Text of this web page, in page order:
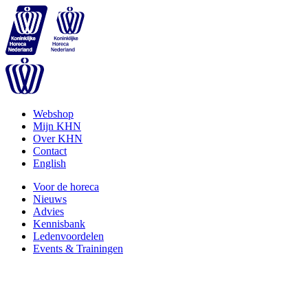
Webshop
Mijn KHN
Over KHN
Contact
English
Voor de horeca
Nieuws
Advies
Kennisbank
Ledenvoordelen
Events & Trainingen